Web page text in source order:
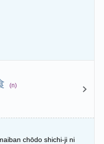
(n)
chōdo shichi-ji ni